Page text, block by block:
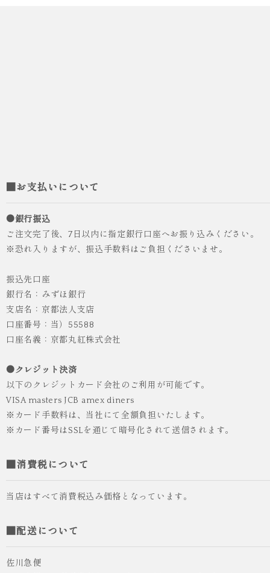
■お支払いについて
●銀行振込
ご注文完了後、7日以内に指定銀行口座へお振り込みください。
※恐れ入りますが、振込手数料はご負担くださいませ。
振込先口座
銀行名：みずほ銀行
支店名：京都法人支店
口座番号：当）55588
口座名義：京都丸紅株式会社
●クレジット決済
以下のクレジットカード会社のご利用が可能です。
VISA masters JCB amex diners
※カード手数料は、当社にて全額負担いたします。
※カード番号はSSLを通じて暗号化されて送信されます。
■消費税について
当店はすべて消費税込み価格となっています。
■配送について
佐川急便